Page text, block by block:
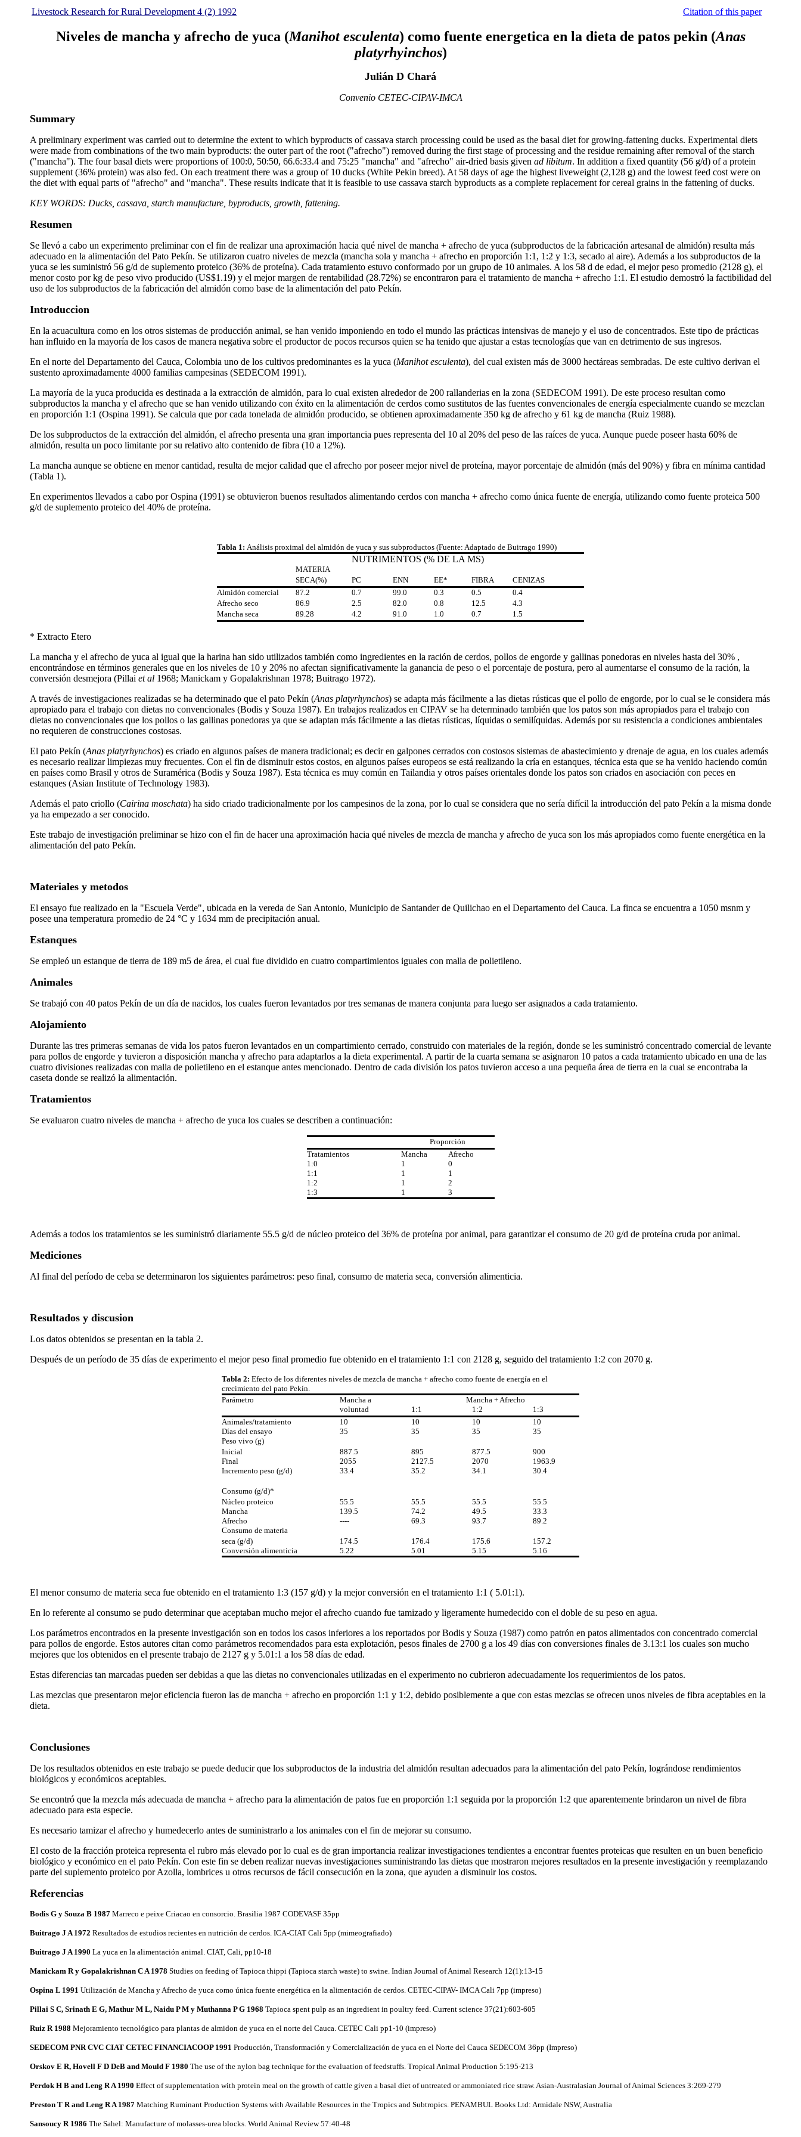
Livestock Research for Rural Development 4 (2) 1992 Citation of this paper
Niveles de mancha y afrecho de yuca (Manihot esculenta) como fuente energetica en la dieta de patos pekin (Anas
platyrhyinchos)
Julián D Chará
Convenio CETEC-CIPAV-IMCA
Summary
A preliminary experiment was carried out to determine the extent to which byproducts of cassava starch processing could be used as the basal diet for growing-fattening ducks. Experimental diets
were made from combinations of the two main byproducts: the outer part of the root ("afrecho") removed during the first stage of processing and the residue remaining after removal of the starch
("mancha"). The four basal diets were proportions of 100:0, 50:50, 66.6:33.4 and 75:25 "mancha" and "afrecho" air-dried basis given ad libitum. In addition a fixed quantity (56 g/d) of a protein
supplement (36% protein) was also fed. On each treatment there was a group of 10 ducks (White Pekin breed). At 58 days of age the highest liveweight (2,128 g) and the lowest feed cost were on
the diet with equal parts of "afrecho" and "mancha". These results indicate that it is feasible to use cassava starch byproducts as a complete replacement for cereal grains in the fattening of ducks.
KEY WORDS: Ducks, cassava, starch manufacture, byproducts, growth, fattening.
Resumen
Se llevó a cabo un experimento preliminar con el fin de realizar una aproximación hacia qué nivel de mancha + afrecho de yuca (subproductos de la fabricación artesanal de almidón) resulta más
adecuado en la alimentación del Pato Pekín. Se utilizaron cuatro niveles de mezcla (mancha sola y mancha + afrecho en proporción 1:1, 1:2 y 1:3, secado al aire). Además a los subproductos de la
yuca se les suministró 56 g/d de suplemento proteico (36% de proteína). Cada tratamiento estuvo conformado por un grupo de 10 animales. A los 58 d de edad, el mejor peso promedio (2128 g), el
menor costo por kg de peso vivo producido (US$1.19) y el mejor margen de rentabilidad (28.72%) se encontraron para el tratamiento de mancha + afrecho 1:1. El estudio demostró la factibilidad del
uso de los subproductos de la fabricación del almidón como base de la alimentación del pato Pekín.
Introduccion
En la acuacultura como en los otros sistemas de producción animal, se han venido imponiendo en todo el mundo las prácticas intensivas de manejo y el uso de concentrados. Este tipo de prácticas
han influido en la mayoría de los casos de manera negativa sobre el productor de pocos recursos quien se ha tenido que ajustar a estas tecnologías que van en detrimento de sus ingresos.
En el norte del Departamento del Cauca, Colombia uno de los cultivos predominantes es la yuca (Manihot esculenta), del cual existen más de 3000 hectáreas sembradas. De este cultivo derivan el
sustento aproximadamente 4000 familias campesinas (SEDECOM 1991).
La mayoría de la yuca producida es destinada a la extracción de almidón, para lo cual existen alrededor de 200 rallanderias en la zona (SEDECOM 1991). De este proceso resultan como
subproductos la mancha y el afrecho que se han venido utilizando con éxito en la alimentación de cerdos como sustitutos de las fuentes convencionales de energía especialmente cuando se mezclan
en proporción 1:1 (Ospina 1991). Se calcula que por cada tonelada de almidón producido, se obtienen aproximadamente 350 kg de afrecho y 61 kg de mancha (Ruiz 1988).
De los subproductos de la extracción del almidón, el afrecho presenta una gran importancia pues representa del 10 al 20% del peso de las raíces de yuca. Aunque puede poseer hasta 60% de
almidón, resulta un poco limitante por su relativo alto contenido de fibra (10 a 12%).
La mancha aunque se obtiene en menor cantidad, resulta de mejor calidad que el afrecho por poseer mejor nivel de proteína, mayor porcentaje de almidón (más del 90%) y fibra en mínima cantidad
(Tabla 1).
En experimentos llevados a cabo por Ospina (1991) se obtuvieron buenos resultados alimentando cerdos con mancha + afrecho como única fuente de energía, utilizando como fuente proteica 500
g/d de suplemento proteico del 40% de proteína.
Tabla 1: Análisis proximal del almidón de yuca y sus subproductos (Fuente: Adaptado de Buitrago 1990)
NUTRIMENTOS (% DE LA MS)
MATERIA
SECA(%)
PC ENN EE* FIBRA
CENIZAS
Almidón comercial
87.2 0.7 99.0 0.3 0.5
0.4
Afrecho seco
86.9 2.5 82.0 0.8 12.5
4.3
Mancha seca
89.28 4.2 91.0 1.0 0.7 1.5
* Extracto Etero
La mancha y el afrecho de yuca al igual que la harina han sido utilizados también como ingredientes en la ración de cerdos, pollos de engorde y gallinas ponedoras en niveles hasta del 30% ,
encontrándose en términos generales que en los niveles de 10 y 20% no afectan significativamente la ganancia de peso o el porcentaje de postura, pero al aumentarse el consumo de la ración, la
conversión desmejora (Pillai et al 1968; Manickam y Gopalakrishnan 1978; Buitrago 1972).
A través de investigaciones realizadas se ha determinado que el pato Pekín (Anas platyrhynchos) se adapta más fácilmente a las dietas rústicas que el pollo de engorde, por lo cual se le considera más
apropiado para el trabajo con dietas no convencionales (Bodis y Souza 1987). En trabajos realizados en CIPAV se ha determinado también que los patos son más apropiados para el trabajo con
dietas no convencionales que los pollos o las gallinas ponedoras ya que se adaptan más fácilmente a las dietas rústicas, líquidas o semilíquidas. Además por su resistencia a condiciones ambientales
no requieren de construcciones costosas.
El pato Pekín (Anas platyrhynchos) es criado en algunos países de manera tradicional; es decir en galpones cerrados con costosos sistemas de abastecimiento y drenaje de agua, en los cuales además
es necesario realizar limpiezas muy frecuentes. Con el fin de disminuir estos costos, en algunos países europeos se está realizando la cría en estanques, técnica esta que se ha venido haciendo común
en países como Brasil y otros de Suramérica (Bodis y Souza 1987). Esta técnica es muy común en Tailandia y otros países orientales donde los patos son criados en asociación con peces en
estanques (Asian Institute of Technology 1983).
Además el pato criollo (Cairina moschata) ha sido criado tradicionalmente por los campesinos de la zona, por lo cual se considera que no sería difícil la introducción del pato Pekín a la misma donde
ya ha empezado a ser conocido.
Este trabajo de investigación preliminar se hizo con el fin de hacer una aproximación hacia qué niveles de mezcla de mancha y afrecho de yuca son los más apropiados como fuente energética en la
alimentación del pato Pekín.
Materiales y metodos
El ensayo fue realizado en la "Escuela Verde", ubicada en la vereda de San Antonio, Municipio de Santander de Quilichao en el Departamento del Cauca. La finca se encuentra a 1050 msnm y
posee una temperatura promedio de 24 °C y 1634 mm de precipitación anual.
Estanques
Se empleó un estanque de tierra de 189 m5 de área, el cual fue dividido en cuatro compartimientos iguales con malla de polietileno.
Animales
Se trabajó con 40 patos Pekín de un día de nacidos, los cuales fueron levantados por tres semanas de manera conjunta para luego ser asignados a cada tratamiento.
Alojamiento
Durante las tres primeras semanas de vida los patos fueron levantados en un compartimiento cerrado, construido con materiales de la región, donde se les suministró concentrado comercial de levante
para pollos de engorde y tuvieron a disposición mancha y afrecho para adaptarlos a la dieta experimental. A partir de la cuarta semana se asignaron 10 patos a cada tratamiento ubicado en una de las
cuatro divisiones realizadas con malla de polietileno en el estanque antes mencionado. Dentro de cada división los patos tuvieron acceso a una pequeña área de tierra en la cual se encontraba la
caseta donde se realizó la alimentación.
Tratamientos
Se evaluaron cuatro niveles de mancha + afrecho de yuca los cuales se describen a continuación:
Proporción
Tratamientos
Mancha
Afrecho
1:0
1
0
1:1
1
1
1:2
1
2
1:3
1 3
Además a todos los tratamientos se les suministró diariamente 55.5 g/d de núcleo proteico del 36% de proteína por animal, para garantizar el consumo de 20 g/d de proteína cruda por animal.
Mediciones
Al final del período de ceba se determinaron los siguientes parámetros: peso final, consumo de materia seca, conversión alimenticia.
Resultados y discusion
Los datos obtenidos se presentan en la tabla 2.
Después de un período de 35 días de experimento el mejor peso final promedio fue obtenido en el tratamiento 1:1 con 2128 g, seguido del tratamiento 1:2 con 2070 g.
Tabla 2: Efecto de los diferentes niveles de mezcla de mancha + afrecho como fuente de energía en el
crecimiento del pato Pekín.
Parámetro
Mancha a
Mancha + Afrecho
voluntad
1:1 1:2
1:3
Animales/tratamiento
10 10 10
10
Días del ensayo
35 35 35
35
Peso vivo (g)
Inicial
887.5 895 877.5
900
Final
2055 2127.5 2070
1963.9
Incremento peso (g/d)
33.4 35.2 34.1 30.4
Consumo (g/d)*
Núcleo proteico
55.5 55.5 55.5
55.5
Mancha
139.5 74.2 49.5
33.3
Afrecho
---- 69.3 93.7
89.2
Consumo de materia
seca (g/d)
174.5 176.4 175.6
157.2
Conversión alimenticia
5.22 5.01 5.15 5.16
El menor consumo de materia seca fue obtenido en el tratamiento 1:3 (157 g/d) y la mejor conversión en el tratamiento 1:1 ( 5.01:1).
En lo referente al consumo se pudo determinar que aceptaban mucho mejor el afrecho cuando fue tamizado y ligeramente humedecido con el doble de su peso en agua.
Los parámetros encontrados en la presente investigación son en todos los casos inferiores a los reportados por Bodis y Souza (1987) como patrón en patos alimentados con concentrado comercial
para pollos de engorde. Estos autores citan como parámetros recomendados para esta explotación, pesos finales de 2700 g a los 49 días con conversiones finales de 3.13:1 los cuales son mucho
mejores que los obtenidos en el presente trabajo de 2127 g y 5.01:1 a los 58 días de edad.
Estas diferencias tan marcadas pueden ser debidas a que las dietas no convencionales utilizadas en el experimento no cubrieron adecuadamente los requerimientos de los patos.
Las mezclas que presentaron mejor eficiencia fueron las de mancha + afrecho en proporción 1:1 y 1:2, debido posiblemente a que con estas mezclas se ofrecen unos niveles de fibra aceptables en la
dieta.
Conclusiones
De los resultados obtenidos en este trabajo se puede deducir que los subproductos de la industria del almidón resultan adecuados para la alimentación del pato Pekín, lográndose rendimientos
biológicos y económicos aceptables.
Se encontró que la mezcla más adecuada de mancha + afrecho para la alimentación de patos fue en proporción 1:1 seguida por la proporción 1:2 que aparentemente brindaron un nivel de fibra
adecuado para esta especie.
Es necesario tamizar el afrecho y humedecerlo antes de suministrarlo a los animales con el fin de mejorar su consumo.
El costo de la fracción proteica representa el rubro más elevado por lo cual es de gran importancia realizar investigaciones tendientes a encontrar fuentes proteicas que resulten en un buen beneficio
biológico y económico en el pato Pekín. Con este fin se deben realizar nuevas investigaciones suministrando las dietas que mostraron mejores resultados en la presente investigación y reemplazando
parte del suplemento proteico por Azolla, lombrices u otros recursos de fácil consecución en la zona, que ayuden a disminuir los costos.
Referencias
Bodis G y Souza B 1987 Marreco e peixe Criacao en consorcio. Brasilia 1987 CODEVASF 35pp
Buitrago J A 1972 Resultados de estudios recientes en nutrición de cerdos. ICA-CIAT Cali 5pp (mimeografiado)
Buitrago J A 1990 La yuca en la alimentación animal. CIAT, Cali, pp10-18
Manickam R y Gopalakrishnan C A 1978 Studies on feeding of Tapioca thippi (Tapioca starch waste) to swine. Indian Journal of Animal Research 12(1):13-15
Ospina L 1991 Utilización de Mancha y Afrecho de yuca como única fuente energética en la alimentación de cerdos. CETEC-CIPAV- IMCA Cali 7pp (impreso)
Pillai S C, Srinath E G, Mathur M L, Naidu P M y Muthanna P G 1968 Tapioca spent pulp as an ingredient in poultry feed. Current science 37(21):603-605
Ruiz R 1988 Mejoramiento tecnológico para plantas de almidon de yuca en el norte del Cauca. CETEC Cali pp1-10 (impreso)
SEDECOM PNR CVC CIAT CETEC FINANCIACOOP 1991 Producción, Transformación y Comercialización de yuca en el Norte del Cauca SEDECOM 36pp (Impreso)
Orskov E R, Hovell F D DeB and Mould F 1980 The use of the nylon bag technique for the evaluation of feedstuffs. Tropical Animal Production 5:195-213
Perdok H B and Leng R A 1990 Effect of supplementation with protein meal on the growth of cattle given a basal diet of untreated or ammoniated rice straw. Asian-Australasian Journal of Animal Sciences 3:269-279
Preston T R and Leng R A 1987 Matching Ruminant Production Systems with Available Resources in the Tropics and Subtropics. PENAMBUL Books Ltd: Armidale NSW, Australia
Sansoucy R 1986 The Sahel: Manufacture of molasses-urea blocks. World Animal Review 57:40-48